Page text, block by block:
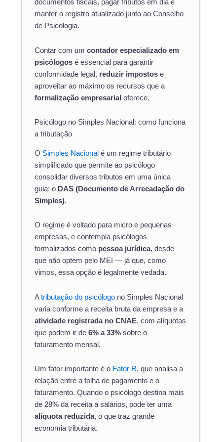
documentos fiscais, pagar tributos em dia e
manter o registro atualizado junto ao Conselho
de Psicologia.
Contar com um contador especializado em
psicólogos é essencial para garantir
conformidade legal, reduzir impostos e
aproveitar ao máximo os recursos que a
formalização empresarial oferece.
Psicólogo no Simples Nacional: como funciona
a tributação
O Simples Nacional é um regime tributário
simplificado que permite ao psicólogo
consolidar diversos tributos em uma única
guia: o DAS (Documento de Arrecadação do
Simples).
O regime é voltado para micro e pequenas
empresas, e contempla psicólogos
formalizados como pessoa jurídica, desde
que não optem pelo MEI — já que, como
vimos, essa opção é legalmente vedada.
Atributação do psicólogo no Simples Nacional
varia conforme a receita bruta da empresa e a
atividade registrada no CNAE, com alíquotas
que podem ir de 6% a 33% sobre o
faturamento mensal.
Um fator importante é o Fator R, que analisa a
relação entre a folha de pagamento e o
faturamento. Quando o psicólogo destina mais
de 28% da receita a salários, pode ter uma
alíquota reduzida, o que traz grande
economia tributária.